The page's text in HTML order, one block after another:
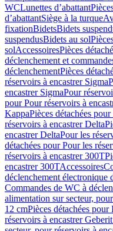
WCLunettes d’abattant
d’abattantSiège à la turque
fixationBidetsBidets
suspendusBidets au sol
solAccessoiresPièces
déclenchement et
déclenchementPièces
réservoirs à encastrer Sigma
encastrer SigmaPour
pour Pour réservoirs à
KappaPièces détachées
réservoirs à encastrer Delta
encastrer DeltaPour les
détachées pour Pour les
réservoirs à encastrer 300T
encastrer 300TAccessoires
déclenchement électronique
Commandes de WC à
alimentation sur secteur,
12 cmPièces détachées
réservoirs à encastrer